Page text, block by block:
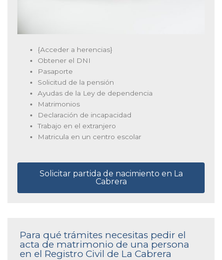
{Acceder a herencias}
Obtener el DNI
Pasaporte
Solicitud de la pensión
Ayudas de la Ley de dependencia
Matrimonios
Declaración de incapacidad
Trabajo en el extranjero
Matricula en un centro escolar
Solicitar partida de nacimiento en La
Cabrera
Para qué trámites necesitas pedir el
acta de matrimonio de una persona
en el Registro Civil de La Cabrera